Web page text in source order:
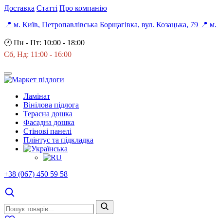
Доставка Статті Про компанію
📍 м. Київ, Петропавлівська Борщагівка, вул. Козацька, 79 📍 м.
🕐 Пн - Пт: 10:00 - 18:00
Сб, Нд: 11:00 - 16:00
Ламінат
Вінілова підлога
Терасна дошка
Фасадна дошка
Стінові панелі
Плінтус та підкладка
+38 (067) 450 59 58